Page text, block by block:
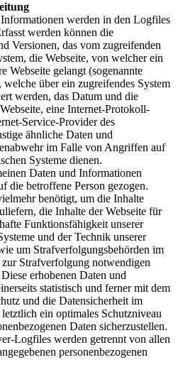
werden in den Logfiles
werden können die
Versionen, das vom zugreifenden
die Webseite, von welcher ein
Webseite gelangt (sogenannte
über ein zugreifendes System
werden, das Datum und die
eine Internet-Protokoll-
Service-Provider des
ähnliche Daten und
im Falle von Angriffen auf
Systeme dienen.
Daten und Informationen
die betroffene Person gezogen.
benötigt, um die Inhalte
die Inhalte der Webseite für
Funktionsfähigkeit unserer
und der Technik unserer
um Strafverfolgungsbehörden im
Strafverfolgung notwendigen
erhobenen Daten und
statistisch und ferner mit dem
und die Datensicherheit im
ein optimales Schutzniveau
Daten sicherzustellen.
Logfiles werden getrennt von allen
personenbezogenen